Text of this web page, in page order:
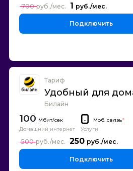
1
700
Подключить
Тариф
Удобный для
Билайн
100
Домашний интернет
Моб. связь*
Услуги
250
500
Подключить